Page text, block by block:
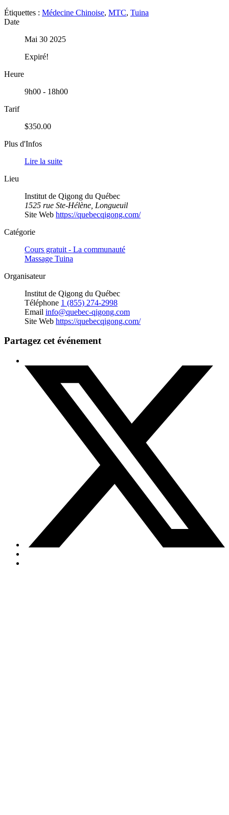
Étiquettes : Médecine Chinoise, MTC, Tuina
Date
Mai 30 2025
Expiré!
Heure
9h00 - 18h00
Tarif
$350.00
Plus d'Infos
Lire la suite
Lieu
Institut de Qigong du Québec
1525 rue Ste-Hélène, Longueuil
Site Web https://quebecqigong.com/
Catégorie
Cours gratuit - La communauté
Massage Tuina
Organisateur
Institut de Qigong du Québec
Téléphone 1 (855) 274-2998
Email info@quebec-qigong.com
Site Web https://quebecqigong.com/
Partagez cet événement